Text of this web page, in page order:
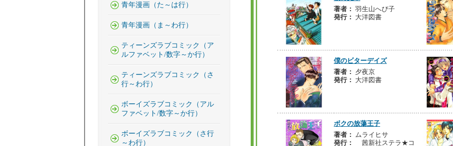
著者： 羽生山へび子
発行： 大洋図書
僕のビターデイズ
著者： 夕夜京
発行： 大洋図書
ボクの放蕩王子
著者： ムライヒサ
発行：
茜新社ステラ★コ
青年漫画（た～は行）
青年漫画（ま～わ行）
ティーンズラブコミック（ア
ルファベット/数字～か行）
ティーンズラブコミック（さ
行～わ行）
ボーイズラブコミック（アル
ファベット/数字～か行）
ボーイズラブコミック（さ行
～わ行）